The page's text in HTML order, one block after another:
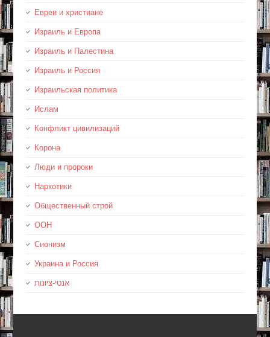
Евреи и христиане
Израиль и Европа
Израиль и Палестина
Израиль и Россия
Израильская политика
Ислам
Конфликт цивилизаций
Корона
Люди и пророки
Наркотики
Общественный строй
ООН
Сионизм
Украина и Россия
אנטי-ציונות